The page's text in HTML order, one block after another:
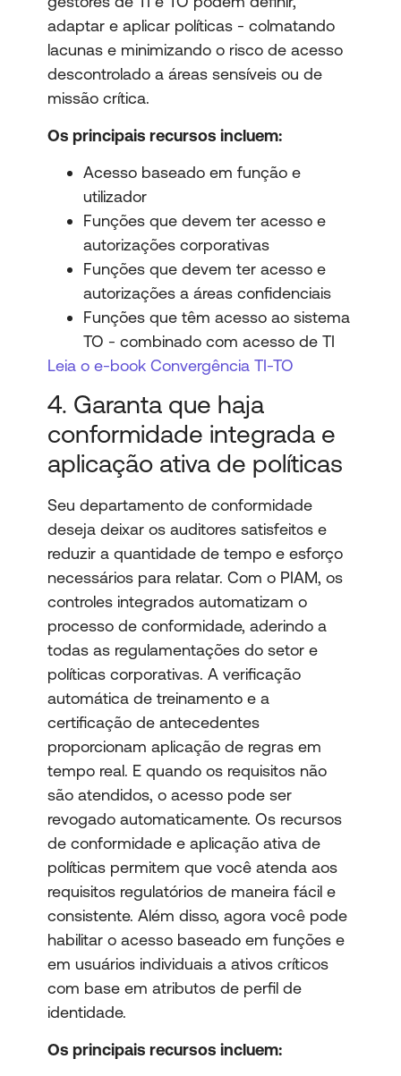
adaptar e aplicar políticas - colmatando
lacunas e minimizando o risco de acesso
descontrolado a áreas sensíveis ou de
missão crítica.
Os principais recursos incluem:
Acesso baseado em função e
utilizador
Funções que devem ter acesso e
autorizações corporativas
Funções que devem ter acesso e
autorizações a áreas confidenciais
Funções que têm acesso ao sistema
TO - combinado com acesso de TI
Leia o e-book Convergência TI-TO
4. Garanta que haja
conformidade integrada e
aplicação ativa de políticas
Seu departamento de conformidade
deseja deixar os auditores satisfeitos e
reduzir a quantidade de tempo e esforço
necessários para relatar. Com o PIAM, os
controles integrados automatizam o
processo de conformidade, aderindo a
todas as regulamentações do setor e
políticas corporativas. A verificação
automática de treinamento e a
certificação de antecedentes
proporcionam aplicação de regras em
tempo real. E quando os requisitos não
são atendidos, o acesso pode ser
revogado automaticamente. Os recursos
de conformidade e aplicação ativa de
políticas permitem que você atenda aos
requisitos regulatórios de maneira fácil e
consistente. Além disso, agora você pode
habilitar o acesso baseado em funções e
em usuários individuais a ativos críticos
com base em atributos de perfil de
identidade.
Os principais recursos incluem: